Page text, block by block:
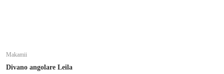
Makamii
Divano angolare Leila